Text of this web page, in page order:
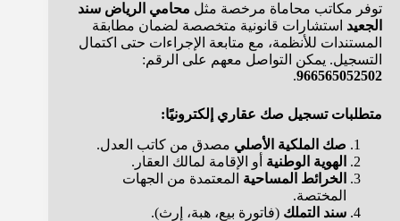
توفر مكاتب محاماة مرخصة مثل محامي الرياض سند
الجعيد استشارات قانونية متخصصة لضمان مطابقة
المستندات للأنظمة، مع متابعة الإجراءات حتى اكتمال
التسجيل. يمكن التواصل معهم على الرقم:
966565052502
.
متطلبات تسجيل صك عقاري إلكترونيًا:
صك الملكية الأصلي مصدق من كاتب العدل.
الهوية الوطنية أو الإقامة لمالك العقار.
الخرائط المساحية المعتمدة من الجهات
المختصة.
سند التملك (فاتورة بيع، هبة، إرث).